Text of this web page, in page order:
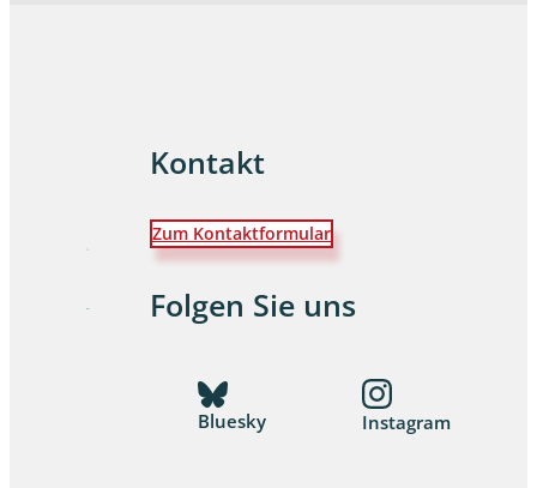
Kontakt
Zum Kontaktformular
Folgen Sie uns
Bluesky Instagram